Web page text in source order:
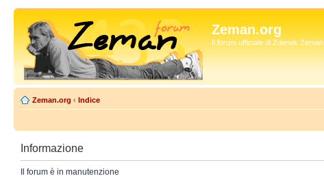
Zeman.org
Il forum ufficiale di Zdenek Zeman
Zeman.org ‹ Indice
Informazione
Il forum è in manutenzione